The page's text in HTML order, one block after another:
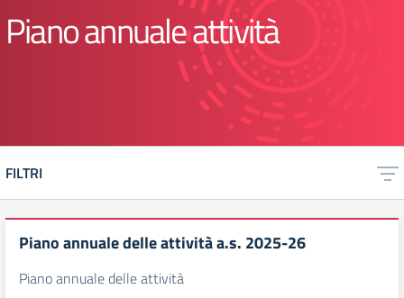
Piano annuale attività
FILTRI
Piano annuale delle attività a.s. 2025-26
Piano annuale delle attività